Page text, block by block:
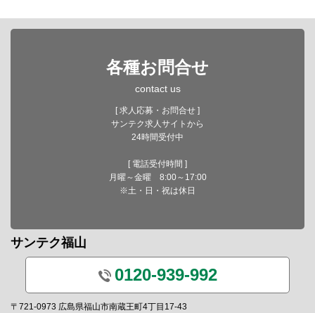
各種お問合せ
contact us
[ 求人応募・お問合せ ]
サンテク求人サイトから
24時間受付中
[ 電話受付時間 ]
月曜～金曜 8:00～17:00
※土・日・祝は休日
サンテク福山
0120-939-992
〒721-0973 広島県福山市南蔵王町4丁目17-43